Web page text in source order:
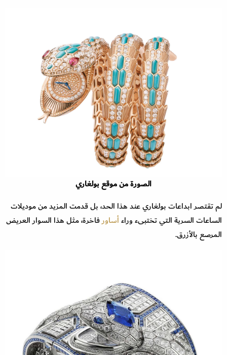
الصورة من موقع بولغاري
لم تقتصر ابداعات بولغاري عند هذا الحد، بل قدمت المزيد من موديلات
الساعات السرية التي تختبىء وراءأساورفاخرة، مثل هذا السوار العريض
المرصع بالأزرق.